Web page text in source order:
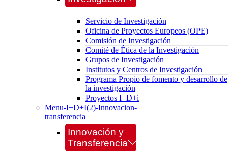
Servicio de Investigación
Oficina de Proyectos Europeos (OPE)
Comisión de Investigación
Comité de Ética de la Investigación
Grupos de Investigación
Institutos y Centros de Investigación
Programa Propio de fomento y desarrollo de
la investigación
Proyectos I+D+i
Menu-I+D+I(2)-Innovacion-
transferencia
Innovación y
Transferencia